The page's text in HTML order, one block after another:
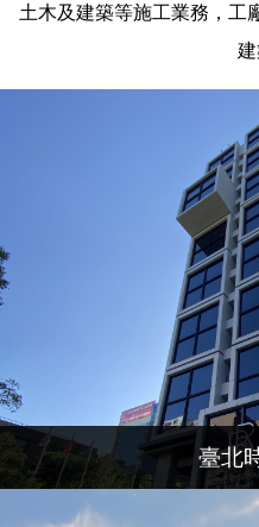
土木及建築等施工業務，工
臺北